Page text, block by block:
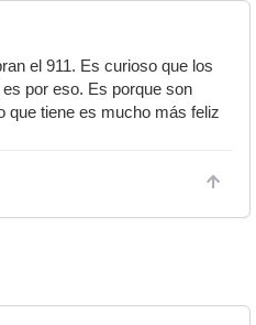
el 911. Es curioso que los
por eso. Es porque son
que tiene es mucho más feliz